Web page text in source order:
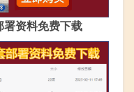
资料免费下载